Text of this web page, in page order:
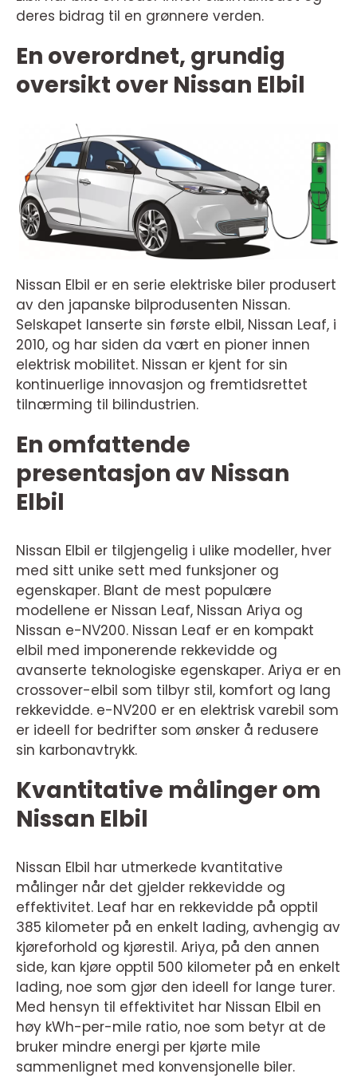
deres bidrag til en grønnere verden.
En overordnet, grundig
oversikt over Nissan Elbil
Nissan Elbil er en serie elektriske biler produsert
av den japanske bilprodusenten Nissan.
Selskapet lanserte sin første elbil, Nissan Leaf, i
2010, og har siden da vært en pioner innen
elektrisk mobilitet. Nissan er kjent for sin
kontinuerlige innovasjon og fremtidsrettet
tilnærming til bilindustrien.
En omfattende
presentasjon av Nissan
Elbil
Nissan Elbil er tilgjengelig i ulike modeller, hver
med sitt unike sett med funksjoner og
egenskaper. Blant de mest populære
modellene er Nissan Leaf, Nissan Ariya og
Nissan e-NV200. Nissan Leaf er en kompakt
elbil med imponerende rekkevidde og
avanserte teknologiske egenskaper. Ariya er en
crossover-elbil som tilbyr stil, komfort og lang
rekkevidde. e-NV200 er en elektrisk varebil som
er ideell for bedrifter som ønsker å redusere
sin karbonavtrykk.
Kvantitative målinger om
Nissan Elbil
Nissan Elbil har utmerkede kvantitative
målinger når det gjelder rekkevidde og
effektivitet. Leaf har en rekkevidde på opptil
385 kilometer på en enkelt lading, avhengig av
kjøreforhold og kjørestil. Ariya, på den annen
side, kan kjøre opptil 500 kilometer på en enkelt
lading, noe som gjør den ideell for lange turer.
Med hensyn til effektivitet har Nissan Elbil en
høy kWh-per-mile ratio, noe som betyr at de
bruker mindre energi per kjørte mile
sammenlignet med konvensjonelle biler.